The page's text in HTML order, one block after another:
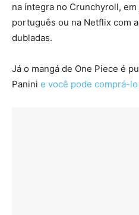
na íntegra no Crunchyroll,
português ou na Netflix com
dubladas.
Já o mangá de One Piece é
Panini e você pode comprá-